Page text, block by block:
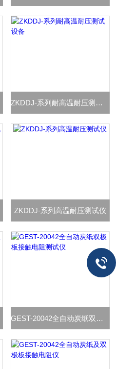
ZKDDJ-系列耐高温耐压测试设备
ZKDDJ-系列高温耐压测试仪
GEST-20042全自动炭纸双极板接触电阻测试仪